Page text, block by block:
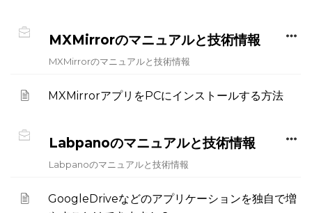
MXMirrorのマニュアルと技術情報
MXMirrorのマニュアルと技術情報
MXMirrorアプリをPCにインストールする方法
Labpanoのマニュアルと技術情報
Labpanoのマニュアルと技術情報
GoogleDriveなどのアプリケーションを独自で増